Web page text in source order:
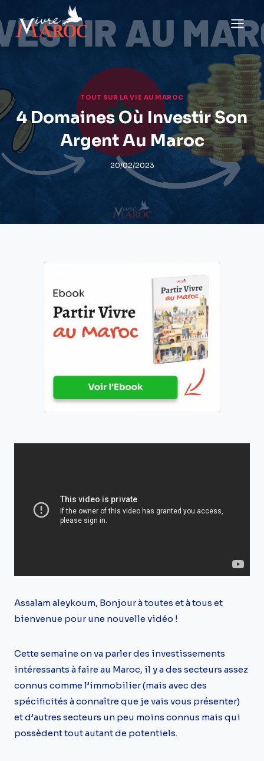
au
contenu
TOUT SUR LA VIE AU MAROC
4 Domaines Où Investir Son
Argent Au Maroc
20/02/2023
Assalam aleykoum, Bonjour à toutes et à tous et
bienvenue pour une nouvelle vidéo !
Cette semaine on va parler des investissements
intéressants à faire au Maroc, il y a des secteurs assez
connus comme l’immobilier (mais avec des
spécificités à connaître que je vais vous présenter)
et d’autres secteurs un peu moins connus mais qui
possèdent tout autant de potentiels.